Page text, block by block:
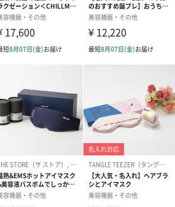
メント×各1（3種）
用TypeーCケーブル×1
書・保証書（本書）×1
ドボール型アタッチメントを装着した時）
粧箱
幅156mm×高さ60mm